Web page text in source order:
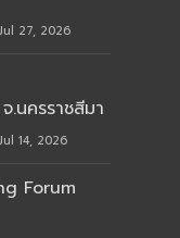
27, 2026
นครราชสีมา
14, 2026
Forum